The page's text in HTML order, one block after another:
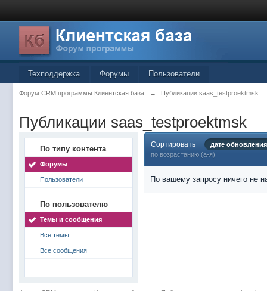
Техподдержка Форумы Пользователи
Форум CRM программы Клиентская база → Публикации saas_testproektmsk
Публикации saas_testproektmsk
По типу контента
Форумы
Пользователи
По пользователю
Темы и сообщения
Все темы
Все сообщения
Сортировать
дате обновления
по возрастанию (а-я)
По вашему запросу ничего не